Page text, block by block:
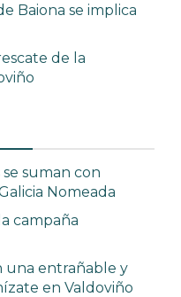
Baiona se implica
de la
suman con
Nomeada
campaña
una entrañable y
en Valdoviño